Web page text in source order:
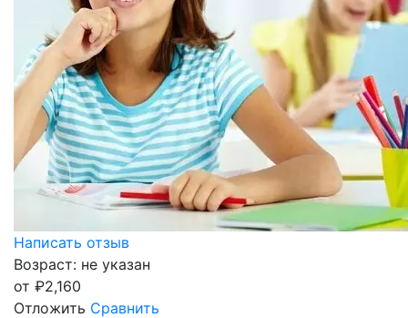
Написать отзыв
Возраст: не указан
от ₽2,160
Отложить Сравнить